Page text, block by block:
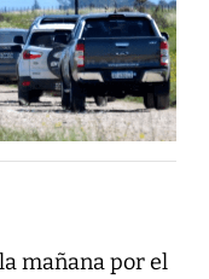
mañana por el